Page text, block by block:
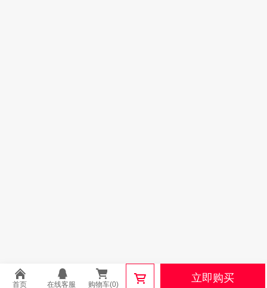
首页 在线客服 购物车(0)
立即购买